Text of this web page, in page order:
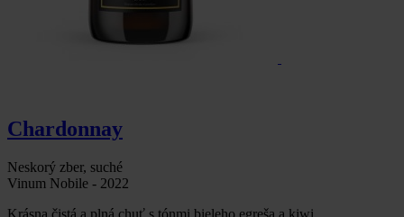
Chardonnay
Neskorý zber, suché
Vinum Nobile - 2022
Krásna čistá a plná chuť s tónmi bieleho egreša a kiwi.